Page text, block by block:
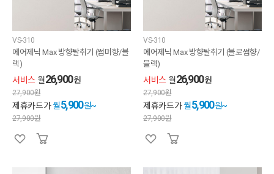
VS-310
에어제닉 Max 방향탈취기 (썸머향/블
랙)
서비스 월26,900원
27,900원
제휴카드가 월5,900원~
27,900원
VS-310
에어제닉 Max 방향탈취기 (블로썸향/
블랙)
서비스 월26,900원
27,900원
제휴카드가 월5,900원~
27,900원